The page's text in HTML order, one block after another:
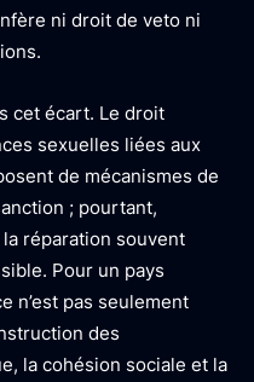
ni droit de veto ni
cet écart. Le droit
sexuelles liées aux
de mécanismes de
; pourtant,
réparation souvent
Pour un pays
n’est pas seulement
des
la cohésion sociale et la